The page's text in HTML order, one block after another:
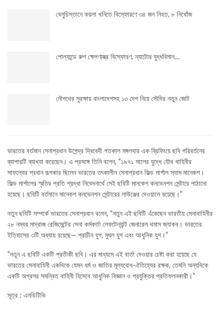
বেলুচিস্তানে কয়লা খনিতে বিস্ফোরণে ৩৪ জন নিহত, ৮ নিখোঁজ
পোল্যান্ডে রুশ ক্ষেপণাস্ত্র বিস্ফোরণ, ন্যাটোর যুদ্ধবিমান…
নৌপথের সুরক্ষায় বাংলাদেশসহ ১৩ দেশ নিয়ে সৌদির নতুন জোট
ভারতের বর্তমান সেনাপ্রধান উপেন্দ্র দ্বিবেদী গতকাল মঙ্গলবার এক ব্রিফিংয়ে ছবি পরিবর্তনের
ব্যাপারটি ব্যাখ্যা করেছেন। এ প্রসঙ্গে তিনি বলেন, “১৯৭১ সালের যুদ্ধে যৌথ বাহিনীর
সাফল্যের প্রধান রূপকার ছিলেন ভারতের তৎকালীন সেনাপ্রধান ফিল্ড মার্শাল স্যাম মানেকশ।
ফিল্ড মার্শালের স্মৃতির প্রতি শ্রদ্ধা নিবেদনার্থে সেই ছবিটি মানকেশ কনভেনশন সেন্টারে পাঠানো
হয়েছে। ছবিটি বর্তমানে মানেকশ কনভেনশন সেন্টারের লাউঞ্জের দেওয়ালে রয়েছে।”
নতুন ছবিটি সম্পর্কে ভারতের সেনাপ্রধান বলেন, “নতুন এই ছবিটি এঁকেছেন ভারতীয় সেনাবাহিনীর
২৮ নম্বর মাদ্রাজ রেজিমেন্টের সেনা কর্মকর্তা লেফটেন্যান্ট জেনারেল থমাস জ্যাকব। ভারতের
ইতিহাসের ৩টি অধ্যায় রয়েছে— প্রাচীন যুগ, মুঘল যুগ এবং আধুনিক যুগ।”
“নতুন এ ছবিটি একটি প্রতীকী ছবি। এর মাধ্যমে এই বার্তা দেওয়ার চেষ্টা করা হয়েছে যে
ভারতের সেনাবাহিনী একদিকে যেমন ধর্ম ও জাতির মূল্যবোধ-ঐতিহ্যের রক্ষক, তেমনি অন্যদিকে
একটি অগ্রসর সমন্বিত বাহিনী হিসেবে আধুনিক বিজ্ঞান ও প্রযুক্তির প্রতিফলনকারী।”
সূত্র : এনডিটিভি